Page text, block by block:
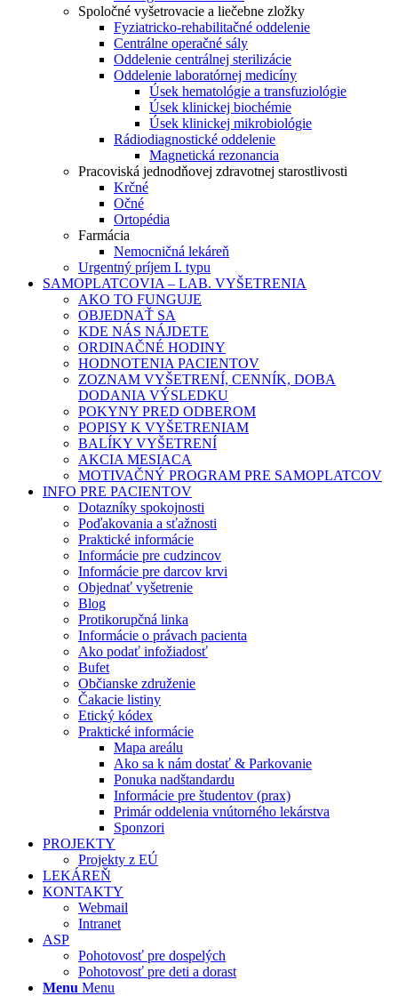
Spoločné vyšetrovacie a liečebne zložky
Fyziatricko-rehabilitačné oddelenie
Centrálne operačné sály
Oddelenie centrálnej sterilizácie
Oddelenie laboratórnej medicíny
Úsek hematológie a transfuziológie
Úsek klinickej biochémie
Úsek klinickej mikrobiológie
Rádiodiagnostické oddelenie
Magnetická rezonancia
Pracoviská jednodňovej zdravotnej starostlivosti
Krčné
Očné
Ortopédia
Farmácia
Nemocničná lekáreň
Urgentný príjem I. typu
SAMOPLATCOVIA – LAB. VYŠETRENIA
AKO TO FUNGUJE
OBJEDNAŤ SA
KDE NÁS NÁJDETE
ORDINAČNÉ HODINY
HODNOTENIA PACIENTOV
ZOZNAM VYŠETRENÍ, CENNÍK, DOBA
DODANIA VÝSLEDKU
POKYNY PRED ODBEROM
POPISY K VYŠETRENIAM
BALÍKY VYŠETRENÍ
AKCIA MESIACA
MOTIVAČNÝ PROGRAM PRE SAMOPLATCOV
INFO PRE PACIENTOV
Dotazníky spokojnosti
Poďakovania a sťažnosti
Praktické informácie
Informácie pre cudzincov
Informácie pre darcov krvi
Objednať vyšetrenie
Blog
Protikorupčná linka
Informácie o právach pacienta
Ako podať infožiadosť
Bufet
Občianske združenie
Čakacie listiny
Etický kódex
Praktické informácie
Mapa areálu
Ako sa k nám dostať & Parkovanie
Ponuka nadštandardu
Informácie pre študentov (prax)
Primár oddelenia vnútorného lekárstva
Sponzori
PROJEKTY
Projekty z EÚ
LEKÁREŇ
KONTAKTY
Webmail
Intranet
ASP
Pohotovosť pre dospelých
Pohotovosť pre deti a dorast
Menu Menu